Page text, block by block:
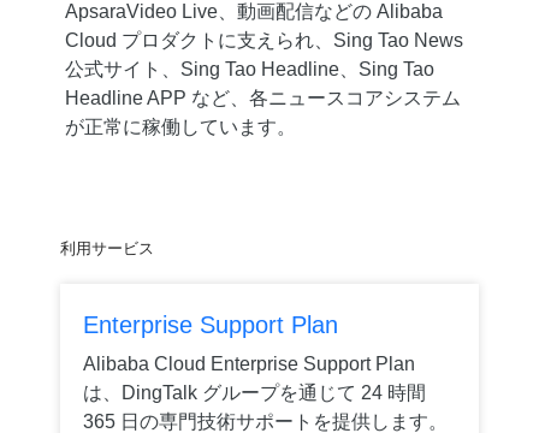
ApsaraVideo Live、動画配信などの Alibaba
Cloud プロダクトに支えられ、Sing Tao News
公式サイト、Sing Tao Headline、Sing Tao
Headline APP など、各ニュースコアシステム
が正常に稼働しています。
利用サービス
Enterprise Support Plan
Alibaba Cloud Enterprise Support Plan
は、DingTalk グループを通じて 24 時間
365 日の専門技術サポートを提供します。